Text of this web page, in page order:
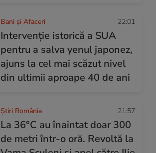
Bani și Afaceri 22:01
Intervenție istorică a SUA
pentru a salva yenul japonez,
ajuns la cel mai scăzut nivel
din ultimii aproape 40 de ani
Știri România 21:57
La 36°C au înaintat doar 300
de metri într-o oră. Revoltă la